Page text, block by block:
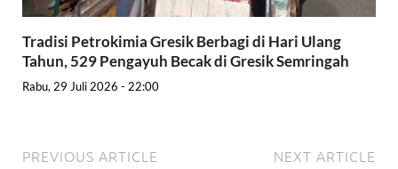
Tradisi Petrokimia Gresik Berbagi di Hari Ulang
Tahun, 529 Pengayuh Becak di Gresik Semringah
Rabu, 29 Juli 2026 - 22:00
PREVIOUS ARTICLE NEXT ARTICLE